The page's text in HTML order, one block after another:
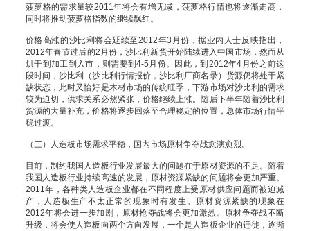
菠萝格的需求量较2011年将会有增无减，菠萝格行情也将逐渐走高，
同时将推动菠萝格指数的继续飘红。
价格高涨的沙比利将会延续至2012年3月份，据业内人士反映指出，
2012年春节过后的2月份，沙比利新货开始陆续进入中国市场，然而从
烘干到加工到入市，则需要到4-5月份。因此，到2012年4月份之前这
段时间，沙比利（沙比利行情报价，沙比利厂商名录）货源仍将处于紧
缺状态，此时又恰好是木材市场的传统旺季，下游市场对沙比利的需求
较为迫切，供求关系必然紧张，价格继续上涨。随后下半年随着沙比利
货源的大量补充，价格将逐步回落至合理稳定的位置，总体市场行情平
稳过渡。
（三）人造板市场需求平稳，国内市场原材争夺战愈演愈烈。
目前，制约我国人造板行业发展最大的问题在于原材资源的不足。随着
我国人造板行业持续高速的发展，原材资源紧缺的问题将会更加严重。
2011年，各种类人造板企业都在不同程度上受原材供应问题而被迫减
产，人造板生产不太正常的现象时有发生。原材资源紧缺的现象在
2012年将会进一步加剧，原材抢夺战将会更加激烈。原材争夺战不断
升级，将会使人造板向两个方向发展，一个是人造板企业的迁徙，逐渐